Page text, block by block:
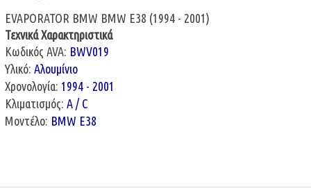
EVAPORATOR BMW BMW E38 (1994 - 2001)
Τεχνικά Χαρακτηριστικά
Κωδικός AVA: BWV019
Υλικό: Αλουμίνιο
Χρονολογία: 1994 - 2001
Κλιματισμός: A / C
Μοντέλο: BMW E38